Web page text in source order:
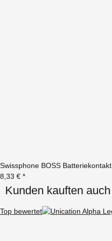
Swissphone BOSS Batteriekontakt
8,33 € *
Kunden kauften auch
Top bewertet